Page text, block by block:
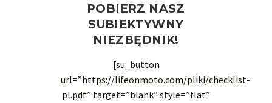
POBIERZ NASZ
SUBIEKTYWNY
NIEZBĘDNIK!
[su_button
url=”https://lifeonmoto.com/pliki/checklist-
pl.pdf” target=”blank” style=”flat”